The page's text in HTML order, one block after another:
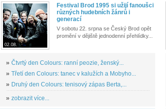
02.08.
Festival Brod 1995 si užijí fanoušci
různých hudebních žánrů i
generací
V sobotu 22. srpna se Český Brod opět
promění v dějiště jednodenní přehlídky...
» Čtvrtý den Colours: ranní peozie, ženský...
» Třetí den Colours: tanec v kalužích a Mobyho...
» Druhý den Colours: tenisový zápas Berta,...
» zobrazit více...